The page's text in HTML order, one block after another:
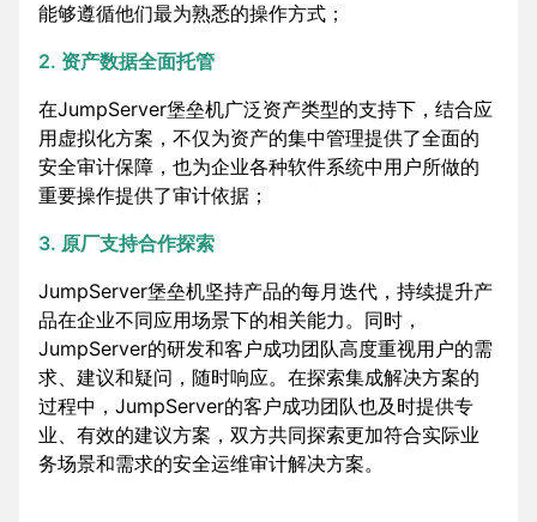
能够遵循他们最为熟悉的操作方式；
2. 资产数据全面托管
在JumpServer堡垒机广泛资产类型的支持下，结合应
用虚拟化方案，不仅为资产的集中管理提供了全面的
安全审计保障，也为企业各种软件系统中用户所做的
重要操作提供了审计依据；
3. 原厂支持合作探索
JumpServer堡垒机坚持产品的每月迭代，持续提升产
品在企业不同应用场景下的相关能力。同时，
JumpServer的研发和客户成功团队高度重视用户的需
求、建议和疑问，随时响应。在探索集成解决方案的
过程中，JumpServer的客户成功团队也及时提供专
业、有效的建议方案，双方共同探索更加符合实际业
务场景和需求的安全运维审计解决方案。